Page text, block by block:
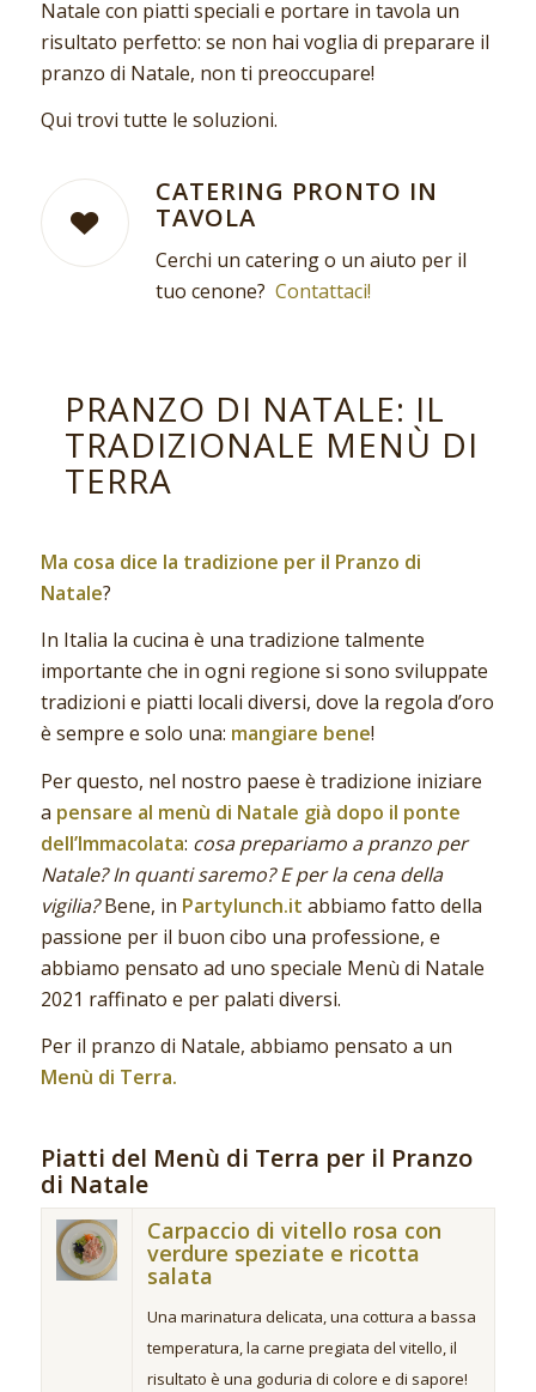
Natale con piatti speciali e portare in tavola un
risultato perfetto: se non hai voglia di preparare il
pranzo di Natale, non ti preoccupare!
Qui trovi tutte le soluzioni.
CATERING PRONTO IN
TAVOLA
Cerchi un catering o un aiuto per il
tuo cenone? Contattaci!
PRANZO DI NATALE: IL
TRADIZIONALE MENÙ DI
TERRA
Ma cosa dice la tradizione per il Pranzo di
Natale?
In Italia la cucina è una tradizione talmente
importante che in ogni regione si sono sviluppate
tradizioni e piatti locali diversi, dove la regola d’oro
è sempre e solo una: mangiare bene!
Per questo, nel nostro paese è tradizione iniziare
a pensare al menù di Natale già dopo il ponte
dell’Immacolata: cosa prepariamo a pranzo per
Natale? In quanti saremo? E per la cena della
vigilia?Bene, in Partylunch.it abbiamo fatto della
passione per il buon cibo una professione, e
abbiamo pensato ad uno speciale Menù di Natale
2021 raffinato e per palati diversi.
Per il pranzo di Natale, abbiamo pensato a un
Menù di Terra.
Piatti del Menù di Terra per il Pranzo
di Natale
Carpaccio di vitello rosa con
verdure speziate e ricotta
salata
Una marinatura delicata, una cottura a bassa
temperatura, la carne pregiata del vitello, il
risultato è una goduria di colore e di sapore!